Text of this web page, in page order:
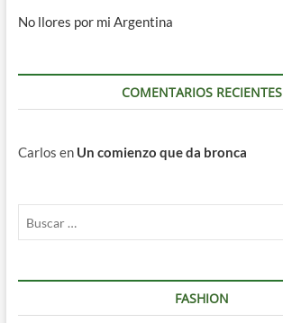
No llores por mi Argentina
COMENTARIOS RECIENTES
Carlos en Un comienzo que da bronca
FASHION